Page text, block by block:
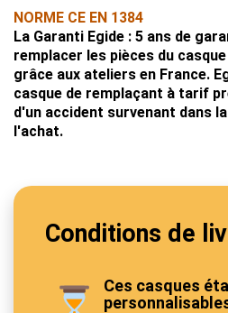
NORME CE EN 1384
La Garanti Egide : 5 ans de
remplacer les pièces du
grâce aux ateliers en France.
casque de remplaçant à tarif
d'un accident survenant dans
l'achat.
Conditions de
Ces casques